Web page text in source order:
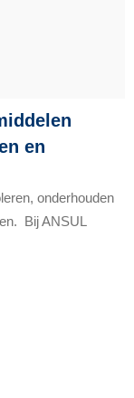
en
onderhouden
Bij ANSUL